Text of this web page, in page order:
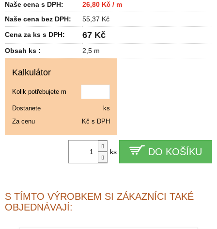
ks DO KOŠÍKU
Naše cena s DPH:
26,80 Kč / m
Naše cena bez DPH:
55,37 Kč
Cena za ks s DPH:
67 Kč
Obsah ks : 2,5 m
Kalkulátor
Kolik potřebujete m
Dostanete
ks
Za cenu
Kč s DPH
S TÍMTO VÝROBKEM SI ZÁKAZNÍCI TAKÉ
OBJEDNÁVAJÍ: